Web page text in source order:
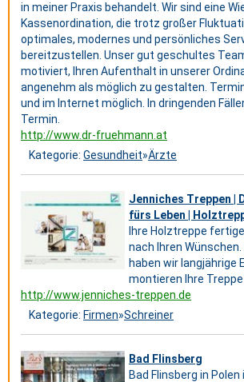
in meiner Praxis behandelt. Wir sind eine
Kassenordination, die trotz großer
optimales, modernes und persönliches
bereitzustellen. Unser gut geschultes
motiviert, Ihren Aufenthalt in unserer
angenehm als möglich zu gestalten.
und im Internet möglich. In dringenden
Termin.
http://www.dr-fruehmann.at
Kategorie: Gesundheit»Ärzte
Jenniches Treppen |
fürs Leben |
Ihre Holztreppe
nach Ihren
haben wir langjährige
montieren Ihre
http://www.jenniches-treppen.de
Kategorie: Firmen»Schreiner
Bad Flinsberg
Bad Flinsberg in